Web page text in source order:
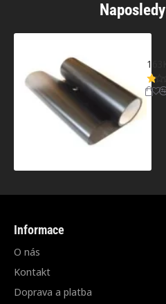
163Kč
Informace
O nás
Kontakt
Doprava a platba